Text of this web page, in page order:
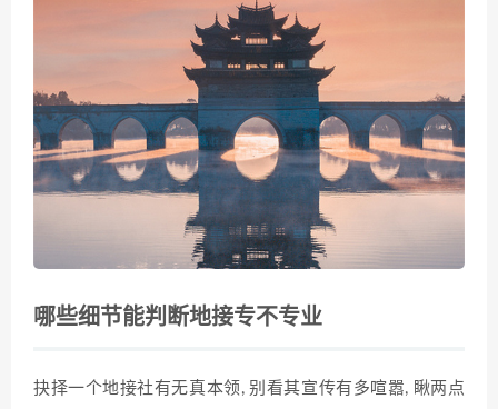
哪些细节能判断地接专不专业
抉择一个地接社有无真本领, 别看其宣传有多喧嚣, 瞅两点